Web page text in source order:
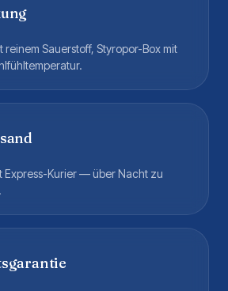
reinem Sauerstoff, Styropor-Box mit
Express-Kurier — über Nacht zu